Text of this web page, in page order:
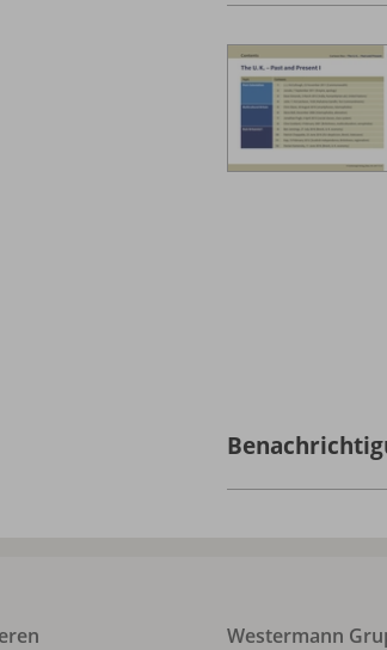
Westermann